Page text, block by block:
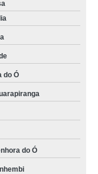
do Ó
do Ó